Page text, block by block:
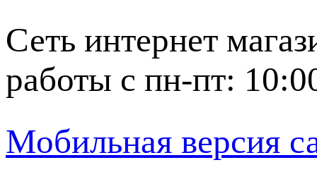
Сеть интернет
работы с пн-пт:
Мобильная версия